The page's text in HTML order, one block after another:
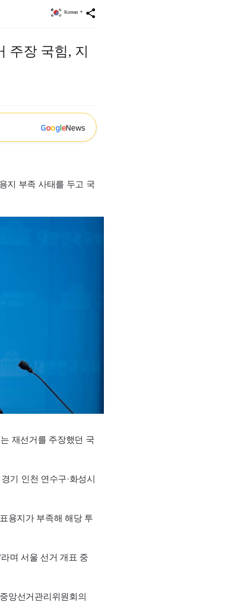
share
Korean ▼
주장 국힘, 지
GoogleNews
지 부족 사태를 두고 국
재선거를 주장했던 국
기 인천 연수구·화성시
용지가 부족해 해당 투
며 서울 선거 개표 중
앙선거관리위원회의